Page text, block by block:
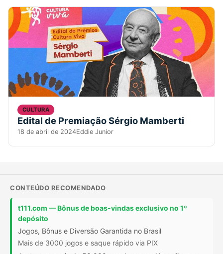
CULTURA
Edital de Premiação Sérgio Mamberti
18 de abril de 2024Eddie Junior
CONTEÚDO RECOMENDADO
t111.com — Bônus de boas-vindas exclusivo no 1º
depósito
Jogos, Bônus e Diversão Garantida no Brasil
Mais de 3000 jogos e saque rápido via PIX